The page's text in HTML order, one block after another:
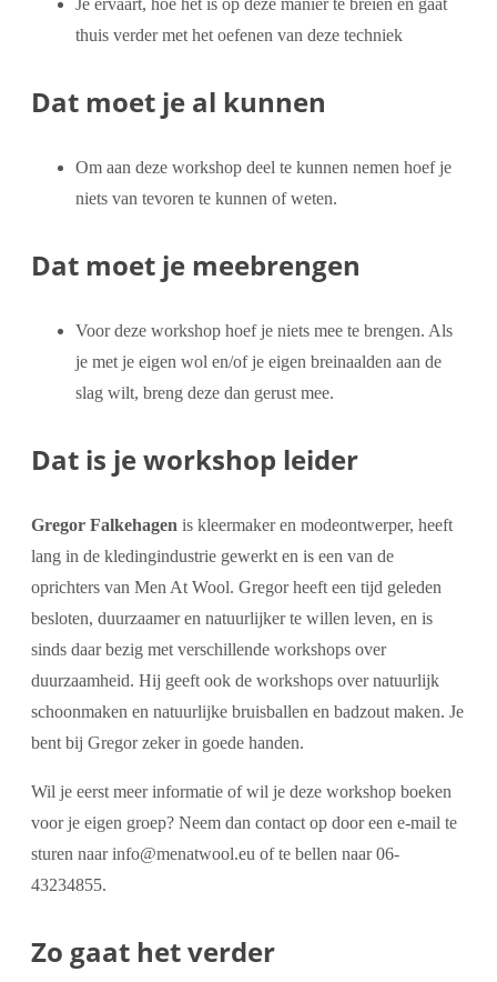
thuis verder met het oefenen van deze techniek
Dat moet je al kunnen
Om aan deze workshop deel te kunnen nemen hoef je
niets van tevoren te kunnen of weten.
Dat moet je meebrengen
Voor deze workshop hoef je niets mee te brengen. Als
je met je eigen wol en/of je eigen breinaalden aan de
slag wilt, breng deze dan gerust mee.
Dat is je workshop leider
Gregor Falkehagen is kleermaker en modeontwerper, heeft
lang in de kledingindustrie gewerkt en is een van de
oprichters van Men At Wool. Gregor heeft een tijd geleden
besloten, duurzaamer en natuurlijker te willen leven, en is
sinds daar bezig met verschillende workshops over
duurzaamheid. Hij geeft ook de workshops over natuurlijk
schoonmaken en natuurlijke bruisballen en badzout maken. Je
bent bij Gregor zeker in goede handen.
Wil je eerst meer informatie of wil je deze workshop boeken
voor je eigen groep? Neem dan contact op door een e-mail te
sturen naar info@menatwool.eu of te bellen naar 06-
43234855.
Zo gaat het verder